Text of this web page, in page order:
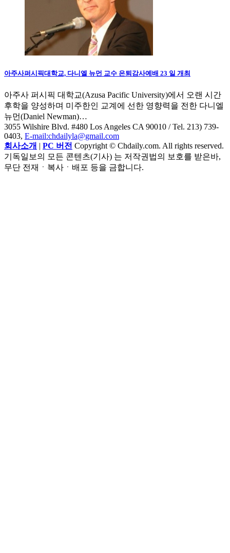
아주사퍼시픽대학교, 다니엘 뉴먼 교수 은퇴감사예배 23 일 개최
아주사 퍼시픽 대학교(Azusa Pacific University)에서 오랜 시간
후학을 양성하며 미주한인 교계에 선한 영향력을 전한 다니엘
뉴먼(Daniel Newman)…
3055 Wilshire Blvd. #480 Los Angeles CA 90010 / Tel. 213) 739-
0403, E-mail:chdailyla@gmail.com
회사소개 | PC 버전 Copyright © Chdaily.com. All rights reserved.
기독일보의 모든 콘텐츠(기사) 는 저작권법의 보호를 받은바,
무단 전재ㆍ복사ㆍ배포 등을 금합니다.